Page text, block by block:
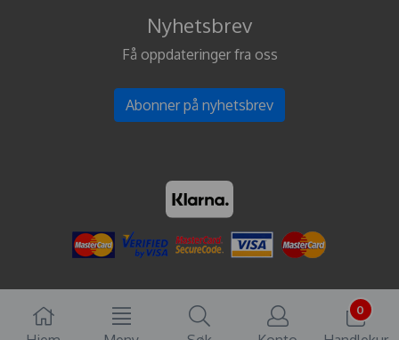
0
Nyhetsbrev
Få oppdateringer fra oss
Abonner på nyhetsbrev